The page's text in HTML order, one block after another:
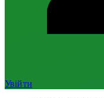
Увійти